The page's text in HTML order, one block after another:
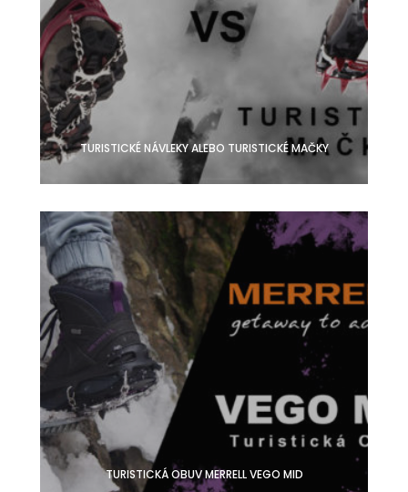
TURISTICKÉ NÁVLEKY ALEBO TURISTICKÉ MAČKY
TURISTICKÁ OBUV MERRELL VEGO MID